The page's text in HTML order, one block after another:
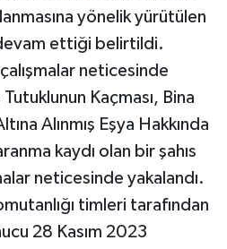
yönelik yürütülen
devam ettiği belirtildi.
neticesinde
Tutuklunun Kaçması, Bina
Alınmış Eşya Hakkında
kaydı olan bir şahıs
neticesinde yakalandı.
timleri tarafından
28 Kasım 2023